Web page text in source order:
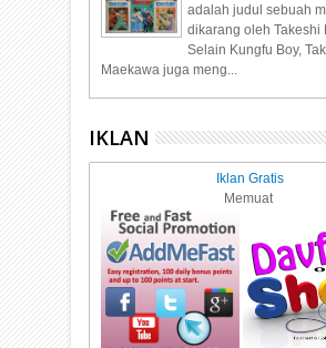
adalah judul sebuah
dikarang oleh Takeshi
Selain Kungfu Boy,
Maekawa juga meng...
IKLAN
Iklan Gratis
Memuat